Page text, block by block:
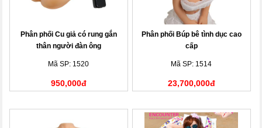
Phân phối Cu giả có rung gắn
thân người đàn ông
Mã SP: 1520
950,000đ
Phân phối Búp bê tình dục cao
cấp
Mã SP: 1514
23,700,000đ